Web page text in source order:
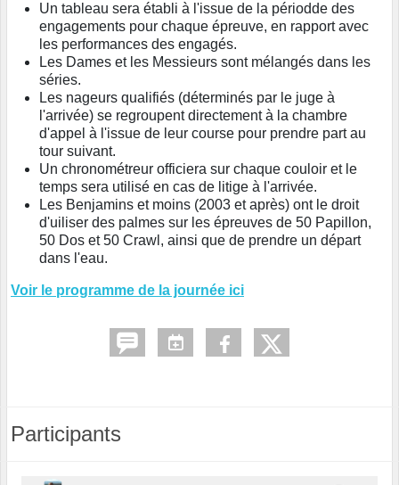
Un tableau sera établi à l'issue de la périodde des
engagements pour chaque épreuve, en rapport avec
les performances des engagés.
Les Dames et les Messieurs sont mélangés dans les
séries.
Les nageurs qualifiés (déterminés par le juge à
l'arrivée) se regroupent directement à la chambre
d'appel à l'issue de leur course pour prendre part au
tour suivant.
Un chronométreur officiera sur chaque couloir et le
temps sera utilisé en cas de litige à l'arrivée.
Les Benjamins et moins (2003 et après) ont le droit
d'uiliser des palmes sur les épreuves de 50 Papillon,
50 Dos et 50 Crawl, ainsi que de prendre un départ
dans l'eau.
Voir le programme de la journée ici
Participants